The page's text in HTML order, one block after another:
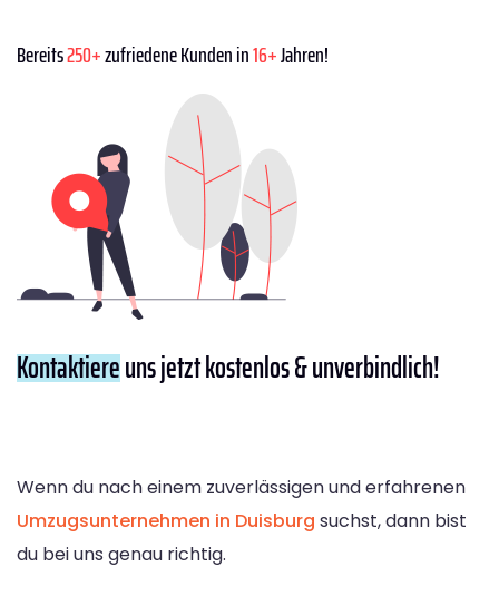
Bereits250+zufriedene Kunden in16+Jahren!
Kontaktiereuns jetzt kostenlos & unverbindlich!
Wenn du nach einem zuverlässigen und erfahrenen
Umzugsunternehmen in Duisburg suchst, dann bist
du bei uns genau richtig.